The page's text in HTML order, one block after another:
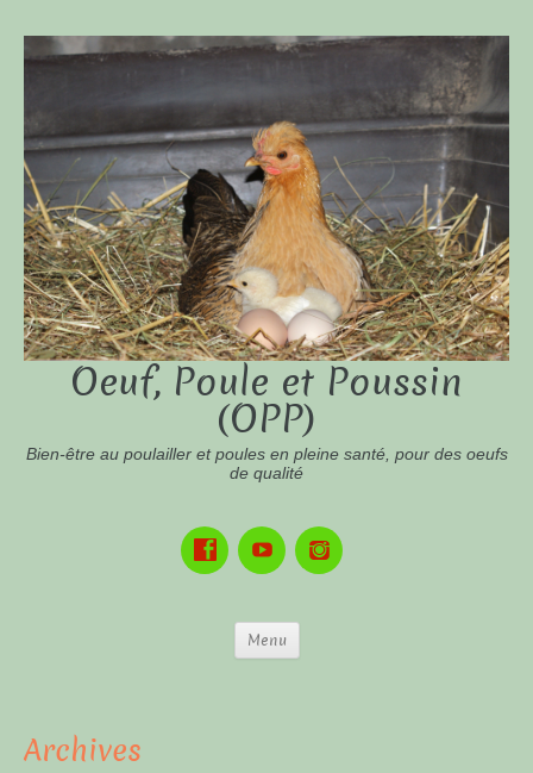
Oeuf, Poule et Poussin
(OPP)
Bien-être au poulailler et poules en pleine santé, pour des oeufs
de qualité
Menu
Archives